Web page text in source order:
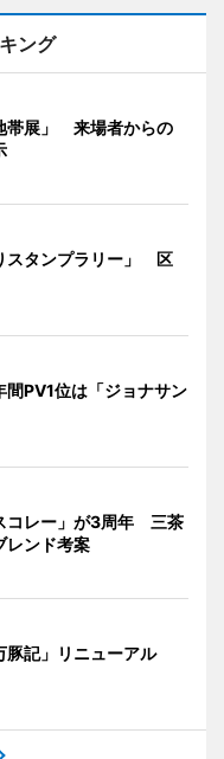
ング
帯展」 来場者からの
スタンプラリー」 区
間PV1位は「ジョナサン
コレー」が3周年 三茶
レンド考案
豚記」リニューアル